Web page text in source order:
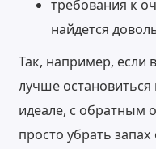
требования к
найдется
Так, например, если
лучше
идеале, с обратным
просто убрать